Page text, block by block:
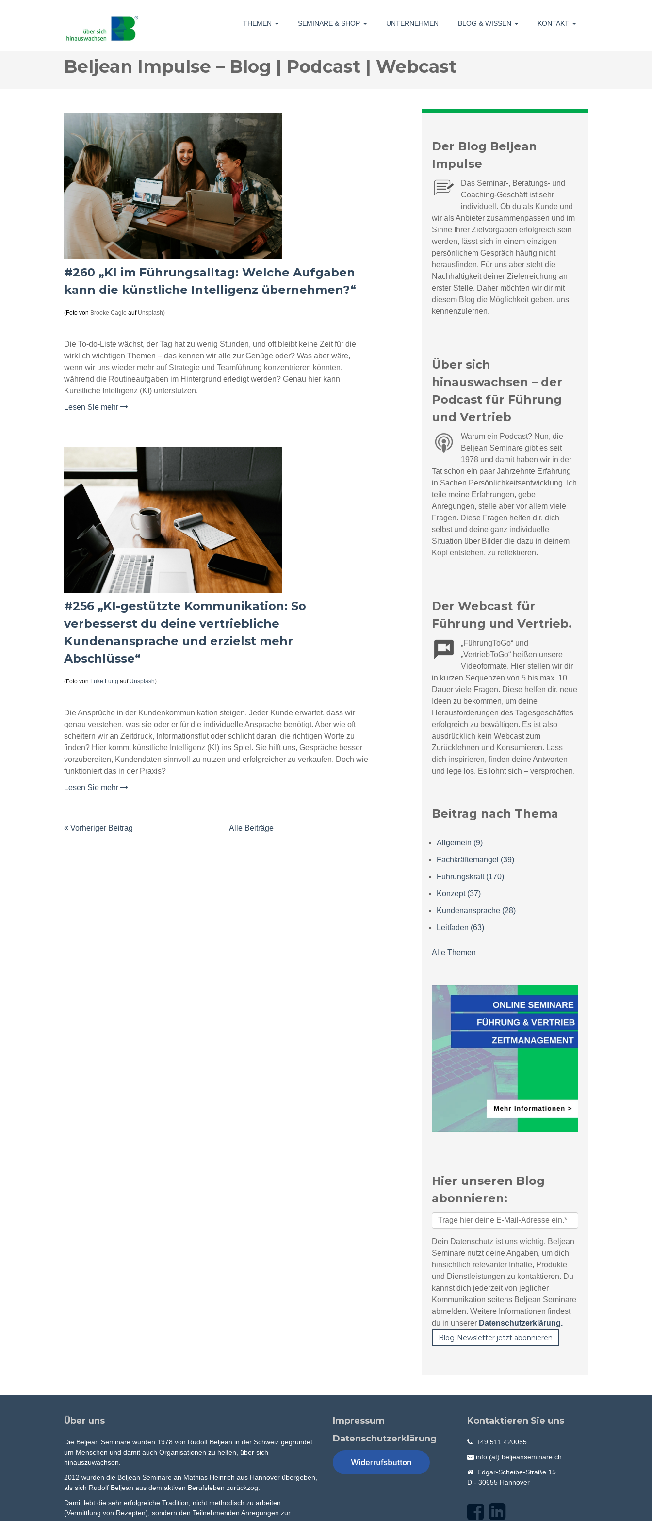
THEMEN SEMINARE & SHOP UNTERNEHMEN BLOG & WISSEN KONTAKT
Beljean Impulse – Blog | Podcast | Webcast
#260 „KI im Führungsalltag: Welche Aufgaben
kann die künstliche Intelligenz übernehmen?“
(Foto von Brooke Cagle auf Unsplash)
Die To-do-Liste wächst, der Tag hat zu wenig Stunden, und oft bleibt keine Zeit für die
wirklich wichtigen Themen – das kennen wir alle zur Genüge oder? Was aber wäre,
wenn wir uns wieder mehr auf Strategie und Teamführung konzentrieren könnten,
während die Routineaufgaben im Hintergrund erledigt werden? Genau hier kann
Künstliche Intelligenz (KI) unterstützen.
Lesen Sie mehr
#256 „KI-gestützte Kommunikation: So
verbesserst du deine vertriebliche
Kundenansprache und erzielst mehr
Abschlüsse“
(Foto von Luke Lung auf Unsplash)
Die Ansprüche in der Kundenkommunikation steigen. Jeder Kunde erwartet, dass wir
genau verstehen, was sie oder er für die individuelle Ansprache benötigt. Aber wie oft
scheitern wir an Zeitdruck, Informationsflut oder schlicht daran, die richtigen Worte zu
finden? Hier kommt künstliche Intelligenz (KI) ins Spiel. Sie hilft uns, Gespräche besser
vorzubereiten, Kundendaten sinnvoll zu nutzen und erfolgreicher zu verkaufen. Doch wie
funktioniert das in der Praxis?
Lesen Sie mehr
Vorheriger Beitrag Alle Beiträge
Der Blog Beljean
Impulse
Das Seminar-, Beratungs- und
Coaching-Geschäft ist sehr
individuell.Ob du als Kunde und
wir als Anbieter zusammenpassen und im
Sinne Ihrer Zielvorgaben erfolgreich sein
werden, lässt sich in einem einzigen
persönlichem Gespräch häufig nicht
herausfinden. Für uns aber steht die
Nachhaltigkeit deiner Zielerreichung an
erster Stelle. Daher möchten wir dir mit
diesem Blog die Möglichkeit geben, uns
kennenzulernen.
Über sich
hinauswachsen – der
Podcast für Führung
und Vertrieb
Warum ein Podcast? Nun, die
Beljean Seminare gibt es seit
1978 und damit haben wir in der
Tat schon ein paar Jahrzehnte Erfahrung
in Sachen Persönlichkeitsentwicklung. Ich
teile meine Erfahrungen, gebe
Anregungen, stelle aber vor allem viele
Fragen. Diese Fragen helfen dir, dich
selbst und deine ganz individuelle
Situation über Bilder die dazu in deinem
Kopf entstehen, zu reflektieren.
Der Webcast für
Führung und Vertrieb.
„FührungToGo“ und
„VertriebToGo“ heißen unsere
Videoformate. Hier stellen wir dir
in kurzen Sequenzen von 5 bis max. 10
Dauer viele Fragen. Diese helfen dir, neue
Ideen zu bekommen, um deine
Herausforderungen des Tagesgeschäftes
erfolgreich zu bewältigen. Es ist also
ausdrücklich kein Webcast zum
Zurücklehnen und Konsumieren. Lass
dich inspirieren, finden deine Antworten
und lege los. Es lohnt sich – versprochen.
Beitrag nach Thema
Allgemein (9)
Fachkräftemangel (39)
Führungskraft (170)
Konzept (37)
Kundenansprache (28)
Leitfaden (63)
Alle Themen
Hier unseren Blog
abonnieren:
Dein Datenschutz ist uns wichtig. Beljean
Seminare nutzt deine Angaben, um dich
hinsichtlich relevanter Inhalte, Produkte
und Dienstleistungen zu kontaktieren. Du
kannst dich jederzeit von jeglicher
Kommunikation seitens Beljean Seminare
abmelden. Weitere Informationen findest
du in unserer Datenschutzerklärung.
Über uns
Die Beljean Seminare wurden 1978 von Rudolf Beljean in der Schweiz gegründet
um Menschen und damit auch Organisationen zu helfen, über sich
hinauszuwachsen.
2012 wurden die Beljean Seminare an Mathias Heinrich aus Hannover übergeben,
als sich Rudolf Beljean aus dem aktiven Berufsleben zurückzog.
Damit lebt die sehr erfolgreiche Tradition, nicht methodisch zu arbeiten
(Vermittlung von Rezepten), sondern den Teilnehmenden Anregungen zur
Impressum
Datenschutzerklärung
Kontaktieren Sie uns
+49 511 420055
info (at) beljeanseminare.ch
Edgar-Scheibe-Straße 15
D - 30655 Hannover
F L